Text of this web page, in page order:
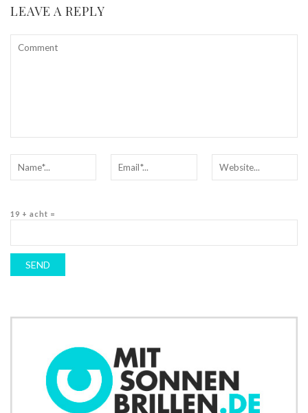
LEAVE A REPLY
19 + acht =